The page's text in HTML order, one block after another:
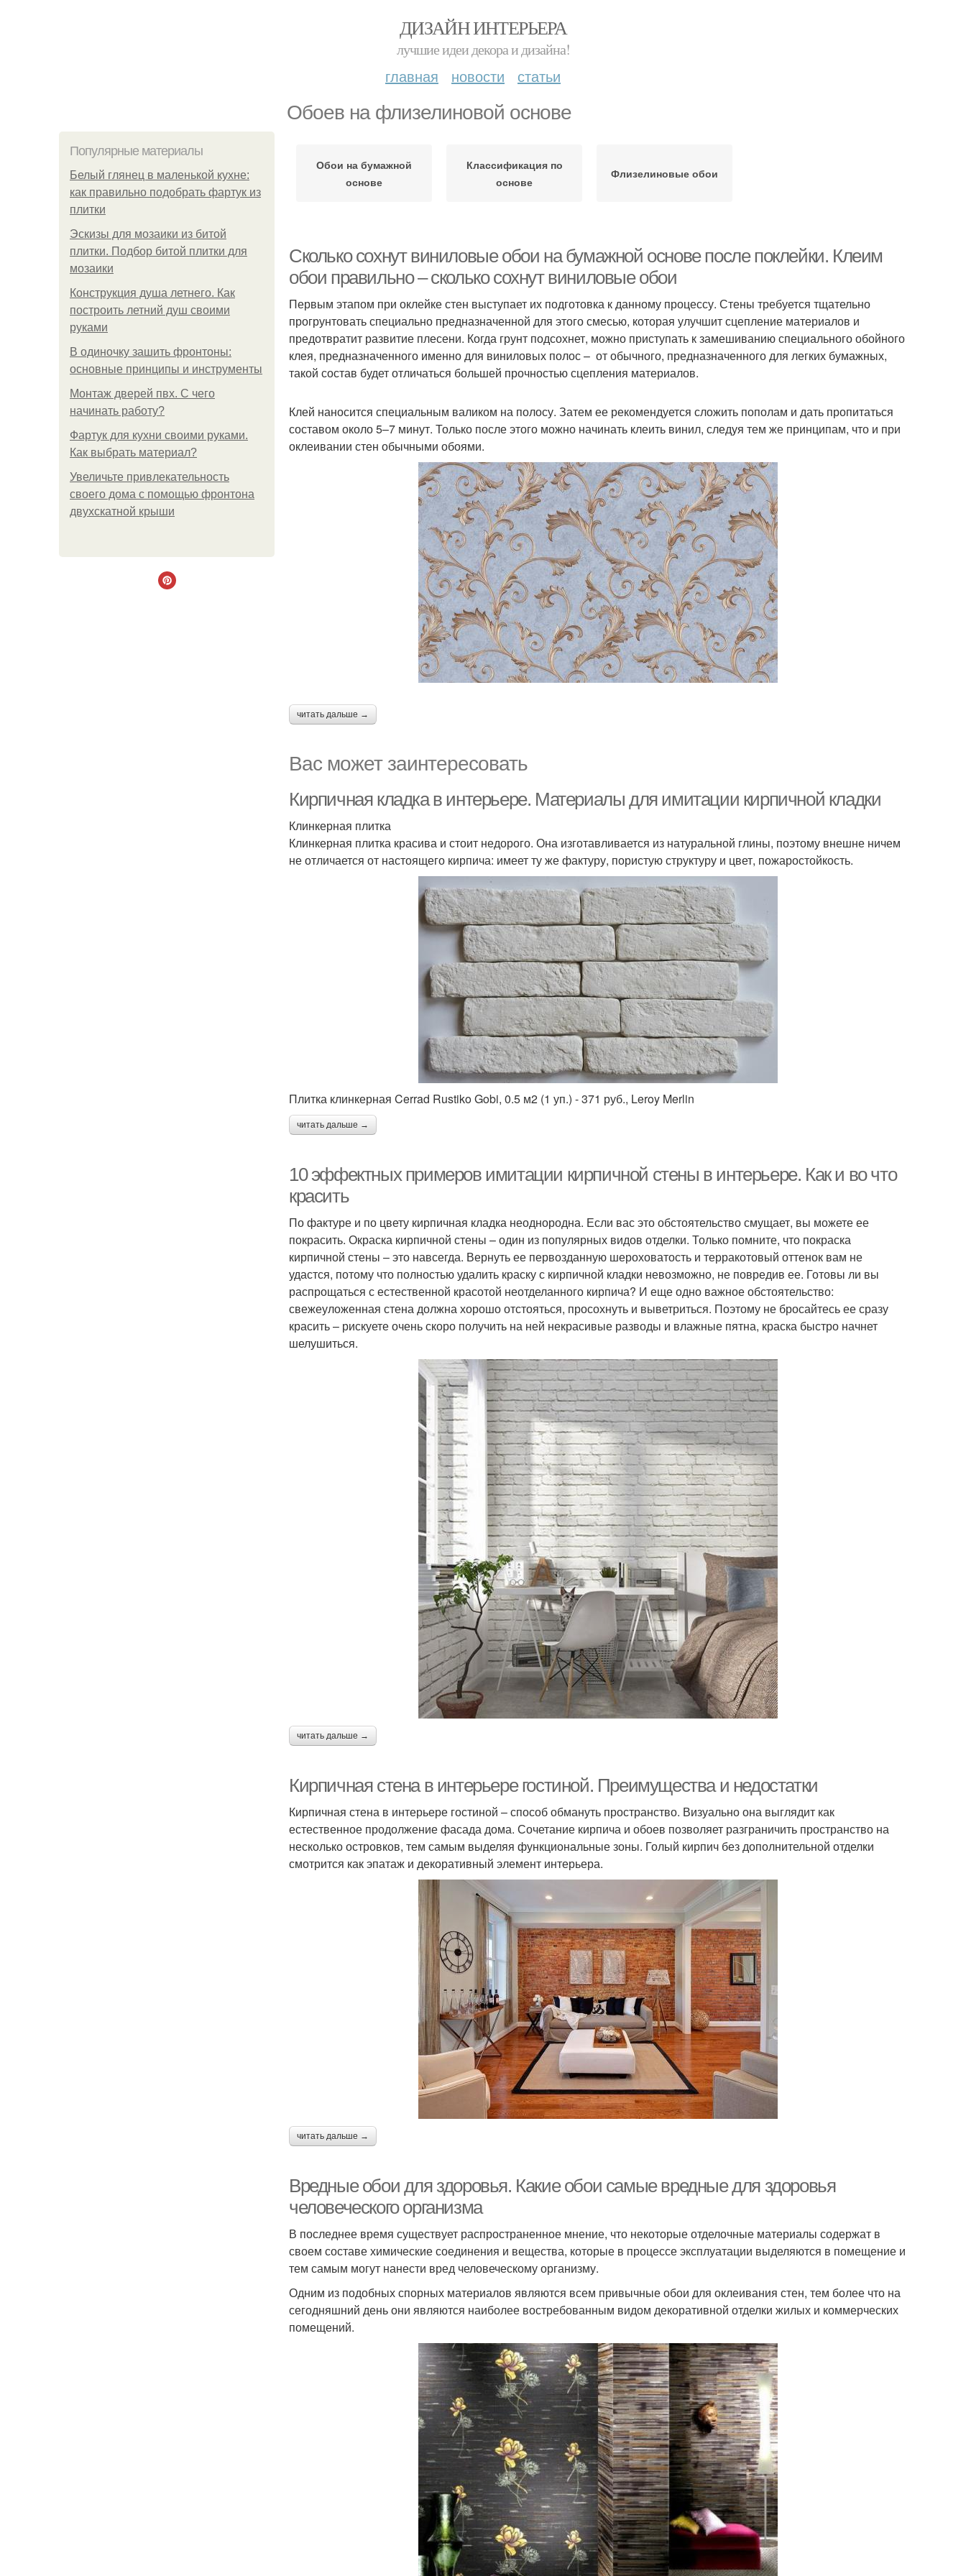
ДИЗАЙН ИНТЕРЬЕРА
лучшие идеи декора и дизайна!
главная новости статьи
Обоев на флизелиновой основе
Популярные материалы
Белый глянец в маленькой кухне:
как правильно подобрать фартук из
плитки
Эскизы для мозаики из битой
плитки. Подбор битой плитки для
мозаики
Конструкция душа летнего. Как
построить летний душ своими
руками
В одиночку зашить фронтоны:
основные принципы и инструменты
Монтаж дверей пвх. С чего
начинать работу?
Фартук для кухни своими руками.
Как выбрать материал?
Увеличьте привлекательность
своего дома с помощью фронтона
двухскатной крыши
Обои на бумажной
основе
Классификация по
основе
Флизелиновые обои
Сколько сохнут виниловые обои на бумажной основе после поклейки. Клеим
обои правильно – сколько сохнут виниловые обои
Первым этапом при оклейке стен выступает их подготовка к данному процессу. Стены требуется тщательно
прогрунтовать специально предназначенной для этого смесью, которая улучшит сцепление материалов и
предотвратит развитие плесени. Когда грунт подсохнет, можно приступать к замешиванию специального обойного
клея, предназначенного именно для виниловых полос – от обычного, предназначенного для легких бумажных,
такой состав будет отличаться большей прочностью сцепления материалов.
Клей наносится специальным валиком на полосу. Затем ее рекомендуется сложить пополам и дать пропитаться
составом около 5–7 минут. Только после этого можно начинать клеить винил, следуя тем же принципам, что и при
оклеивании стен обычными обоями.
читать дальше →
Вас может заинтересовать
Кирпичная кладка в интерьере. Материалы для имитации кирпичной кладки
Клинкерная плитка
Клинкерная плитка красива и стоит недорого. Она изготавливается из натуральной глины, поэтому внешне ничем
не отличается от настоящего кирпича: имеет ту же фактуру, пористую структуру и цвет, пожаростойкость.
Плитка клинкерная Cerrad Rustiko Gobi, 0.5 м2 (1 уп.) - 371 руб., Leroy Merlin
читать дальше →
10 эффектных примеров имитации кирпичной стены в интерьере. Как и во что
красить
По фактуре и по цвету кирпичная кладка неоднородна. Если вас это обстоятельство смущает, вы можете ее
покрасить. Окраска кирпичной стены – один из популярных видов отделки. Только помните, что покраска
кирпичной стены – это навсегда. Вернуть ее первозданную шероховатость и терракотовый оттенок вам не
удастся, потому что полностью удалить краску с кирпичной кладки невозможно, не повредив ее. Готовы ли вы
распрощаться с естественной красотой неотделанного кирпича? И еще одно важное обстоятельство:
свежеуложенная стена должна хорошо отстояться, просохнуть и выветриться. Поэтому не бросайтесь ее сразу
красить – рискуете очень скоро получить на ней некрасивые разводы и влажные пятна, краска быстро начнет
шелушиться.
читать дальше →
Кирпичная стена в интерьере гостиной. Преимущества и недостатки
Кирпичная стена в интерьере гостиной – способ обмануть пространство. Визуально она выглядит как
естественное продолжение фасада дома. Сочетание кирпича и обоев позволяет разграничить пространство на
несколько островков, тем самым выделяя функциональные зоны. Голый кирпич без дополнительной отделки
смотрится как эпатаж и декоративный элемент интерьера.
читать дальше →
Вредные обои для здоровья. Какие обои самые вредные для здоровья
человеческого организма
В последнее время существует распространенное мнение, что некоторые отделочные материалы содержат в
своем составе химические соединения и вещества, которые в процессе эксплуатации выделяются в помещение и
тем самым могут нанести вред человеческому организму.
Одним из подобных спорных материалов являются всем привычные обои для оклеивания стен, тем более что на
сегодняшний день они являются наиболее востребованным видом декоративной отделки жилых и коммерческих
помещений.